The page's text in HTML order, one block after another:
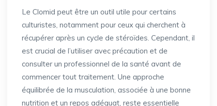
Le Clomid peut être un outil utile pour certains
culturistes, notamment pour ceux qui cherchent à
récupérer après un cycle de stéroïdes. Cependant, il
est crucial de l’utiliser avec précaution et de
consulter un professionnel de la santé avant de
commencer tout traitement. Une approche
équilibrée de la musculation, associée à une bonne
nutrition et un repos adéquat, reste essentielle